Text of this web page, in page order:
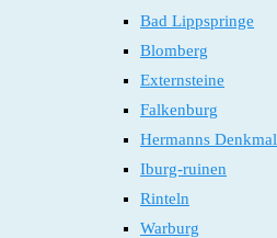
Bad Lippspringe
Blomberg
Externsteine
Falkenburg
Hermanns Denkmal
Iburg-ruinen
Rinteln
Warburg